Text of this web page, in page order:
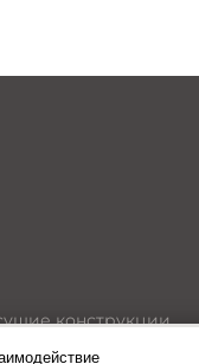
конструкции